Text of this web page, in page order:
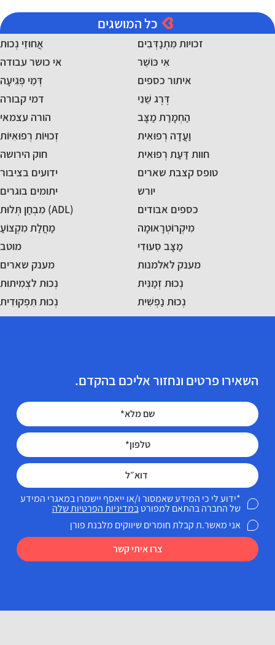
כל המושגים
זכויות מִּתְנַדְּבִים
אֲחוּזֵי נְכוּת
אִי כּוֹשֵׁר
אי כושר עבודה
איתור כספים
דְּמֵי פְּגִיעָה
דֶּרֶג שֵׁנִי
דמי קבורה
הַחְמָרַת מַצָּב
הורה עצמאי
וַעֲדָה רְפוּאִית
זְכוּיוֹת רְפוּאִיּוֹת
חוות דַּעַת רְפוּאִית
חוק הירושה
טופס קצבת שארים
ידועים בציבור
יורש
יתומים בוגרים
כספים אבודים
מִבְחַן תְּלוּת (ADL)
מִיקְרוֹטְרָאוּמָה
מַחֲלַת מִקְצוֹעַ
מַצָּב סִעוּדִי
מוטב
מענק לאלמנות
מענק שארים
נְכוּת זְמַנִּית
נְכוּת לצְמִיתוּת
נְכוּת נַפְשִׁית
נְכוּת תִּפְקוּדִית
השאירו פרטים ונחזור אליכם בהקדם.
צרו איתי קשר
*ידוע לי כי המידע שאמסור ו/או ייאסף יישמרו במאגרי המידע
של החברה בהתאם למפורטבמדיניות הפרטיות שלה
אני מאשר.ת קבלת חומרים שיווקים מלבנת פורן